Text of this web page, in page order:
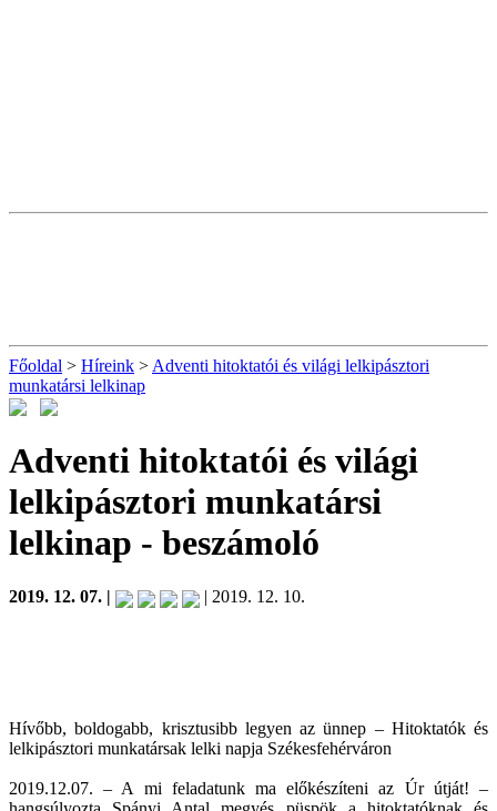
Főoldal > Híreink > Adventi hitoktatói és világi lelkipásztori
munkatársi lelkinap
Adventi hitoktatói és világi
lelkipásztori munkatársi
lelkinap - beszámoló
2019. 12. 07. | | 2019. 12. 10.
Hívőbb, boldogabb, krisztusibb legyen az ünnep – Hitoktatók és
lelkipásztori munkatársak lelki napja Székesfehérváron
2019.12.07. – A mi feladatunk ma előkészíteni az Úr útját! –